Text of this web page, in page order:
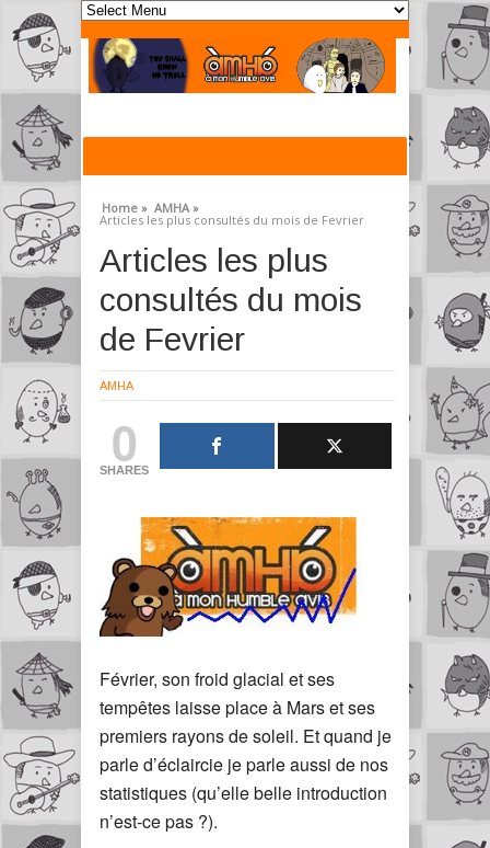
Home » AMHA »
Articles les plus consultés du mois de Fevrier
Articles les plus
consultés du mois
de Fevrier
AMHA
0
SHARES
Février, son froid glacial et ses
tempêtes laisse place à Mars et ses
premiers rayons de soleil. Et quand je
parle d’éclaircie je parle aussi de nos
statistiques (qu’elle belle introduction
n’est-ce pas ?).